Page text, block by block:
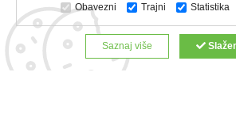
Notesi i rokovnici
Kancelarija Satovi
Torbe i putovanja
Kuhinjski setovi
Alati i
Relaksacija, lepota i zdravlje
Kalendari
Digitalna štampa
Obavezni Trajni Statistika
Saznaj više